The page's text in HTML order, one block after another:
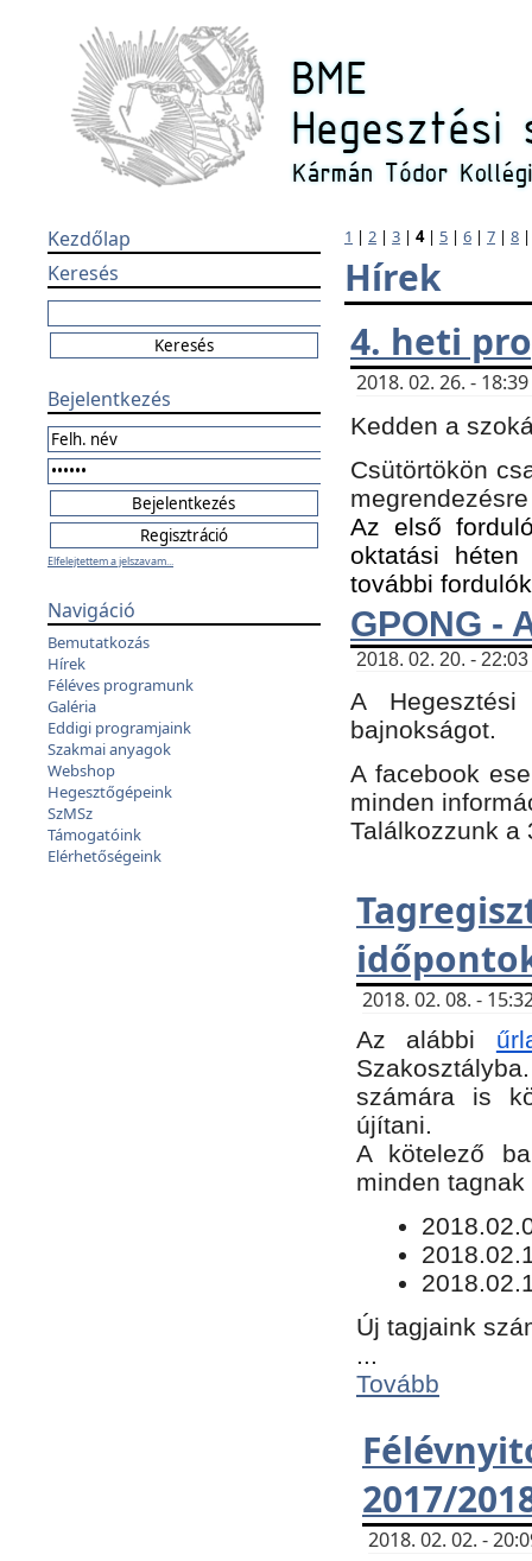
Kezdőlap
Keresés
Bejelentkezés
Elfelejtettem a jelszavam...
Navigáció
Bemutatkozás
Hírek
Féléves programunk
Galéria
Eddigi programjaink
Szakmai anyagok
Webshop
Hegesztőgépeink
SzMSz
Támogatóink
Elérhetőségeink
1 | 2 | 3 | 4| 5 | 6 | 7 | 8
Hírek
4. heti
2018. 02. 26. -
Kedden a
Csütörtökön
Az első
oktatási
további
GPONG -
2018. 02. 20. -
A
bajnokságot.
A facebook
minden
Találkozzunk a
2018. 02. 08. -
Az alábbi
számára is
újítani.
​A kötelező
minden
Új tagjaink
Tovább
2017/
2018. 02. 02. -